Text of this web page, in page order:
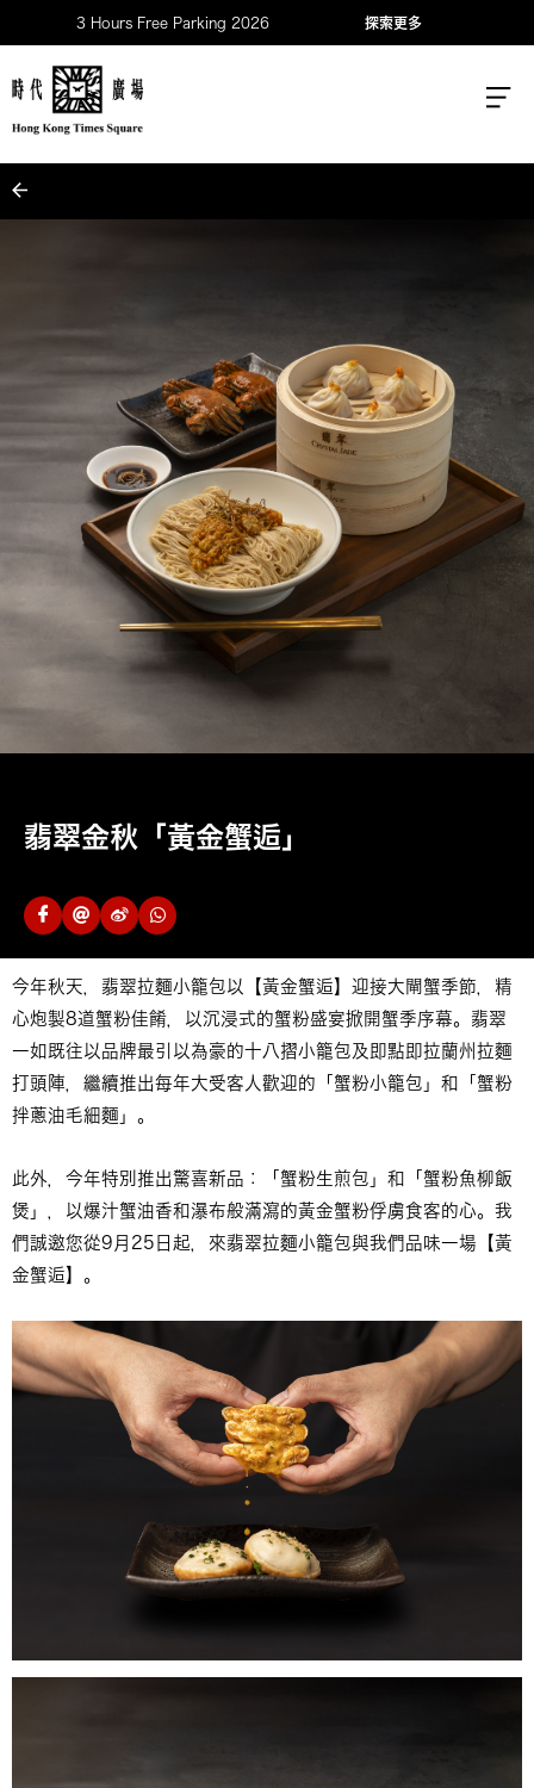
3 Hours Free Parking 2026 探索更多
翡翠金秋「黃金蟹逅」
今年秋天，翡翠拉麵小籠包以【黃金蟹逅】迎接大閘蟹季節，精
心炮製8道蟹粉佳餚，以沉浸式的蟹粉盛宴掀開蟹季序幕。翡翠
一如既往以品牌最引以為豪的十八摺小籠包及即點即拉蘭州拉麵
打頭陣，繼續推出每年大受客人歡迎的「蟹粉小籠包」和「蟹粉
拌蔥油毛細麵」。
此外，今年特別推出驚喜新品：「蟹粉生煎包」和「蟹粉魚柳飯
煲」，以爆汁蟹油香和瀑布般滿瀉的黃金蟹粉俘虜食客的心。我
們誠邀您從9月25日起，來翡翠拉麵小籠包與我們品味一場【黃
金蟹逅】。